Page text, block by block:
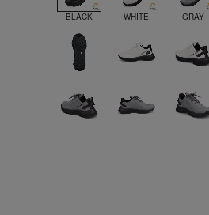
BLACK WHITE GRAY